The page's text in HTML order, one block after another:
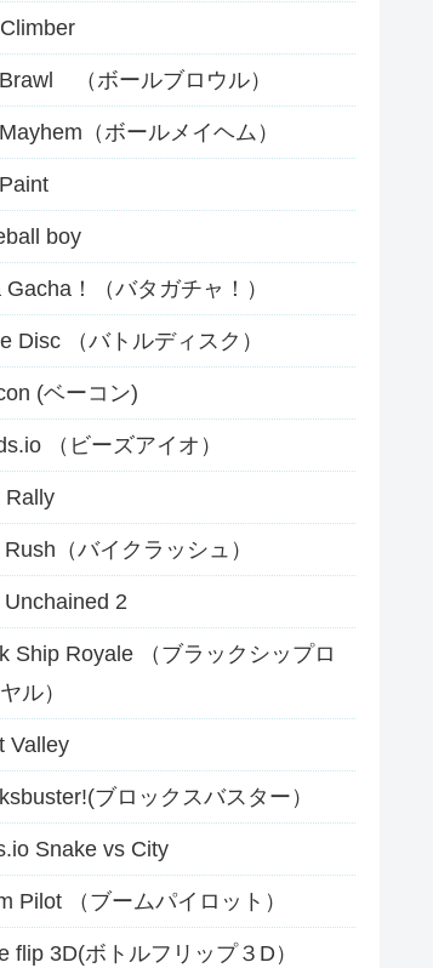
（ボールブロウル）
（ボールメイヘム）
boy
Gacha！（バタガチャ！）
Disc （バトルディスク）
(ベーコン)
（ビーズアイオ）
Rally
（バイクラッシュ）
Unchained 2
Ship Royale （ブラックシップロ
ル）
Valley
ブロックスバスター）
Snake vs City
Pilot （ブームパイロット）
flip 3D(ボトルフリップ３D）